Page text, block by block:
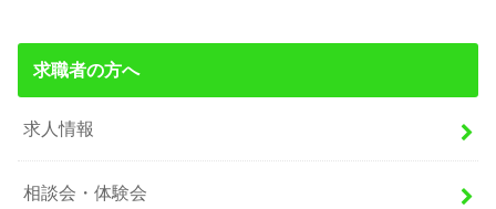
求職者の方へ
求人情報
相談会・体験会